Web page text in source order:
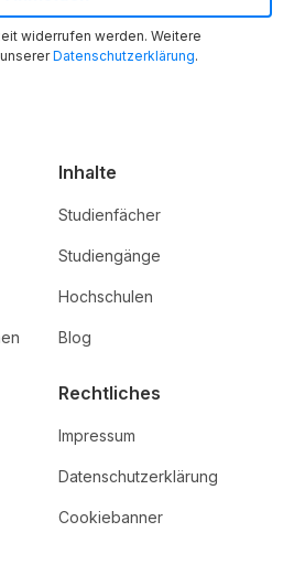
widerrufen werden. Weitere
Datenschutzerklärung.
Inhalte
Studienfächer
Studiengänge
Hochschulen
Blog
Rechtliches
Impressum
Datenschutzerklärung
Cookiebanner